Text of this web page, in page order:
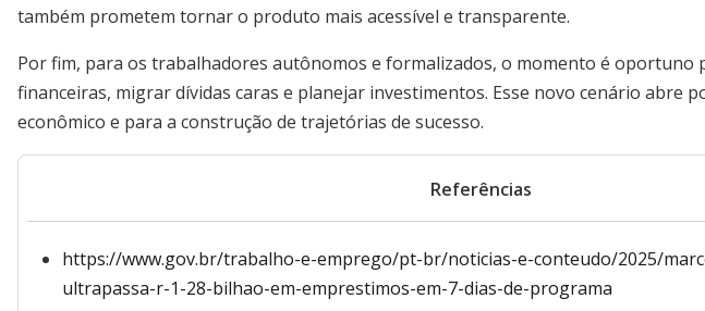
também prometem tornar o produto mais acessível e transparente.
Por fim, para os trabalhadores autônomos e formalizados, o momento é oportuno
financeiras, migrar dívidas caras e planejar investimentos. Esse novo cenário abre
econômico e para a construção de trajetórias de sucesso.
Referências
https://www.gov.br/trabalho-e-emprego/pt-br/noticias-e-conteudo/2025/
ultrapassa-r-1-28-bilhao-em-emprestimos-em-7-dias-de-programa